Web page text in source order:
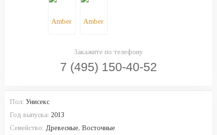
Закажите по телефону
7 (495) 150-40-52
Пол: Унисекс
Год выпуска: 2013
Семейство: Древесные, Восточные